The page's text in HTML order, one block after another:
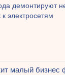
демонтируют
к электросетям
малый бизнес